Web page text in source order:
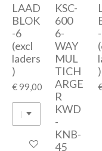
LAAD
BLOK
-6
(excl
laders
)
€ 99,00
In winkelwagen
KSC-
600
6-
WAY
MUL
TICH
ARGE
R
KWD
-
KNB-
45
)